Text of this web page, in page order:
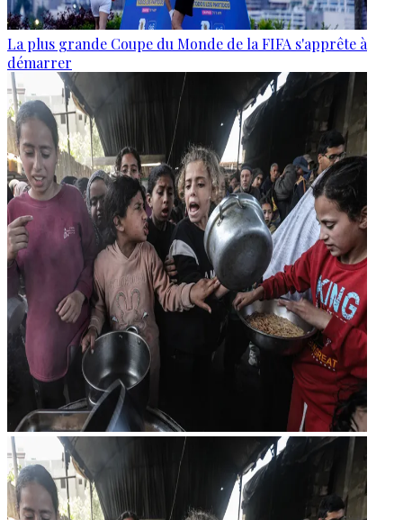
La plus grande Coupe du Monde de la FIFA s'apprête à
démarrer